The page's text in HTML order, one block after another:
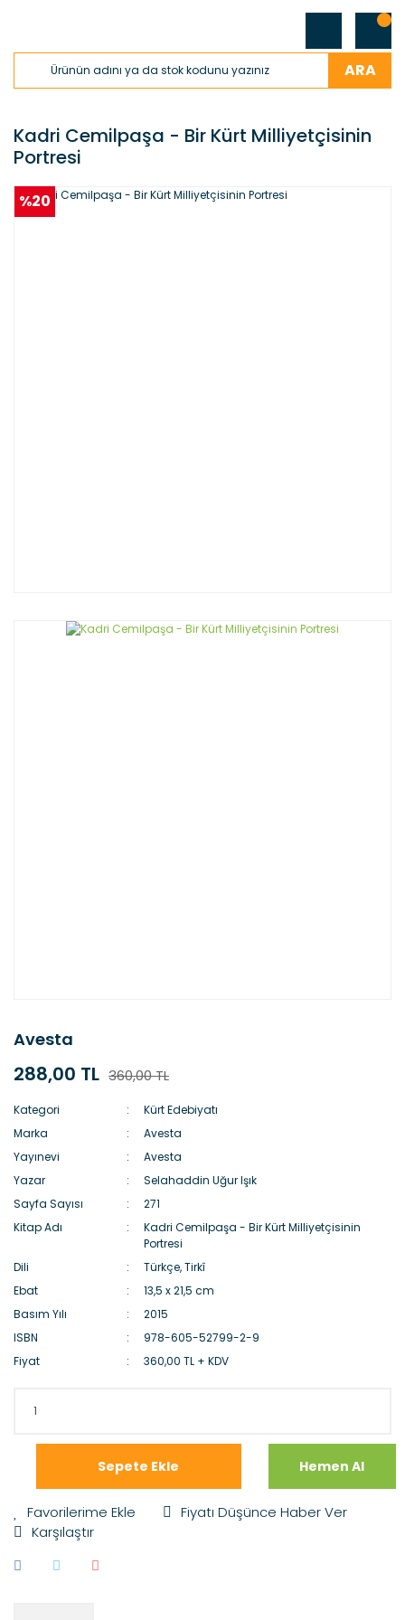
ARA
Kadri Cemilpaşa - Bir Kürt Milliyetçisinin
Portresi
%20
Avesta
288,00 TL 360,00 TL
Kategori
Kürt Edebiyatı
Marka
Avesta
Yayınevi
Avesta
Yazar
Selahaddin Uğur Işık
Sayfa Sayısı
271
Kitap Adı
Kadri Cemilpaşa - Bir Kürt Milliyetçisinin
Portresi
Dili
Türkçe, Tirkî
Ebat
13,5 x 21,5 cm
Basım Yılı
2015
ISBN
978-605-52799-2-9
Fiyat
360,00 TL + KDV
Sepete Ekle Hemen Al
Fiyatı Düşünce Haber Ver
Karşılaştır